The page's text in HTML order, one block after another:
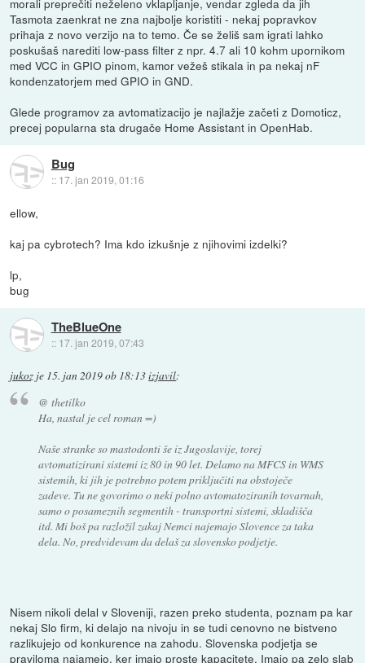
Tasmota zaenkrat ne zna najbolje koristiti - nekaj popravkov
prihaja z novo verzijo na to temo. Če se želiš sam igrati lahko
poskušaš narediti low-pass filter z npr. 4.7 ali 10 kohm upornikom
med VCC in GPIO pinom, kamor vežeš stikala in pa nekaj nF
kondenzatorjem med GPIO in GND.
Glede programov za avtomatizacijo je najlažje začeti z Domoticz,
precej popularna sta drugače Home Assistant in OpenHab.
Bug
:: 17. jan 2019, 01:16
ellow,
kaj pa cybrotech? Ima kdo izkušnje z njihovimi izdelki?
lp,
bug
TheBlueOne
:: 17. jan 2019, 07:43
jukoz je 15. jan 2019 ob 18:13izjavil:
@ thetilko
Ha, nastal je cel roman =)
Naše stranke so mastodonti še iz Jugoslavije, torej
avtomatizirani sistemi iz 80 in 90 let. Delamo na MFCS in WMS
sistemih, ki jih je potrebno potem priključiti na obstoječe
zadeve. Tu ne govorimo o neki polno avtomatoziranih tovarnah,
samo o posameznih segmentih - transportni sistemi, skladišča
itd. Mi boš pa razložil zakaj Nemci najemajo Slovence za taka
dela. No, predvidevam da delaš za slovensko podjetje.
Nisem nikoli delal v Sloveniji, razen preko studenta, poznam pa kar
nekaj Slo firm, ki delajo na nivoju in se tudi cenovno ne bistveno
razlikujejo od konkurence na zahodu. Slovenska podjetja se
praviloma najamejo, ker imajo proste kapacitete. Imajo pa zelo slab